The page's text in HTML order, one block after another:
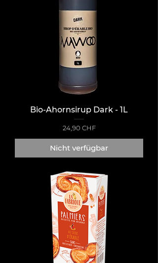
Bio-Ahornsirup Dark - 1L
Preis
24,90 CHF
Nicht verfügbar